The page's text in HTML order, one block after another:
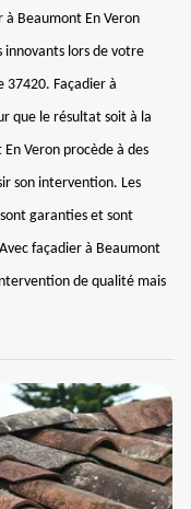
à Beaumont En Veron
lors de votre
37420. Façadier à
que le résultat soit à la
Veron procède à des
son intervention. Les
garanties et sont
façadier à Beaumont
de qualité mais